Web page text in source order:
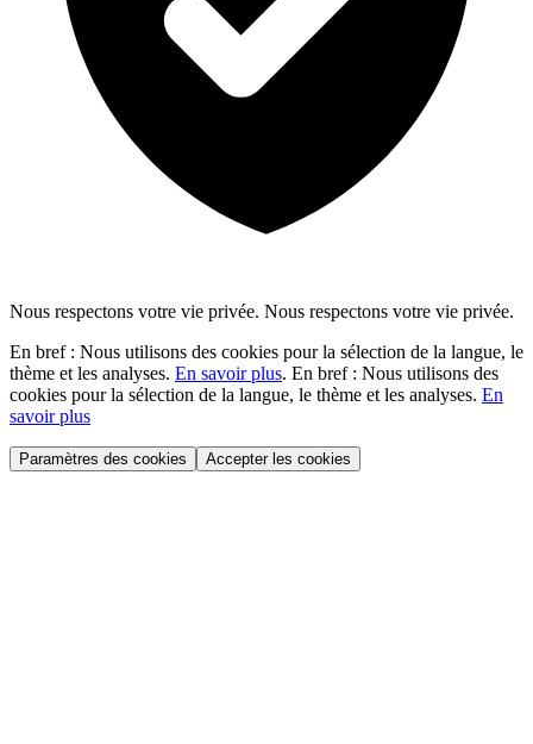
Nous respectons votre vie privée. Nous respectons votre vie privée.
En bref : Nous utilisons des cookies pour la sélection de la langue, le
thème et les analyses. En savoir plus. En bref : Nous utilisons des
cookies pour la sélection de la langue, le thème et les analyses. En
savoir plus
Paramètres des cookies Accepter les cookies